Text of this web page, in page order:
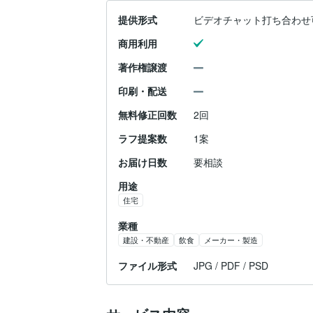
提供形式
ビデオチャット打ち合わ
商用利用
著作権譲渡
印刷・配送
無料修正回数
2回
ラフ提案数
1案
お届け日数
要相談
用途
住宅
業種
建設・不動産 飲食 メーカー・製造
ファイル形式 JPG / PDF / PSD